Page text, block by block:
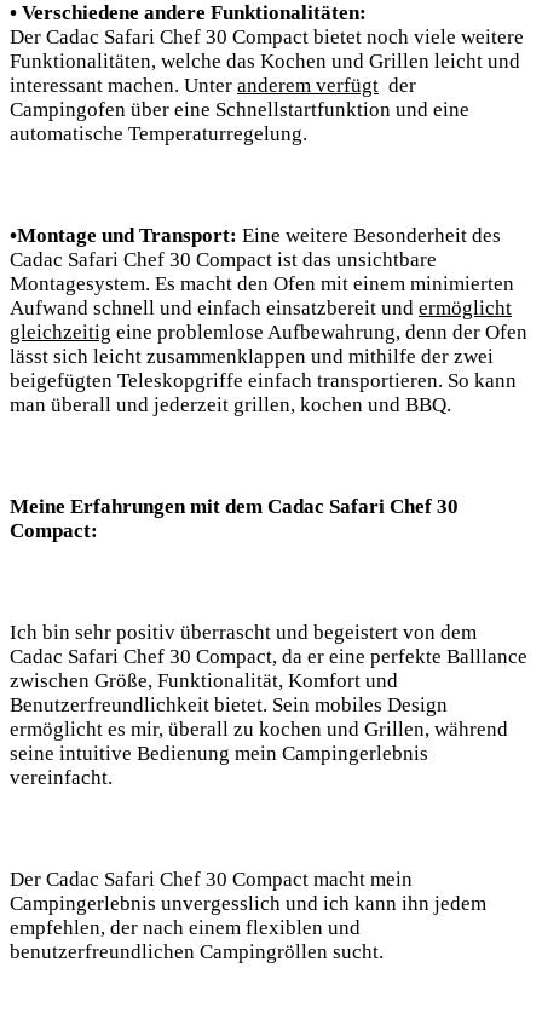
• Verschiedene andere Funktionalitäten:
Der ⁤Cadac Safari Chef 30 Compact bietet noch viele‌ weitere
Funktionalitäten, welche das Kochen und Grillen leicht und
‍interessant machen.​ Unter⁣ anderem verfügt ​ der
Campingofen‍ über eine Schnellstartfunktion und eine
automatische Temperaturregelung.
•Montage und⁣ Transport: Eine weitere‌ Besonderheit des
Cadac Safari Chef 30 Compact ist das⁤ unsichtbare
Montagesystem. Es macht den Ofen mit einem minimierten
Aufwand schnell und einfach einsatzbereit und ermöglicht
gleichzeitig eine problemlose Aufbewahrung, denn der Ofen
lässt sich leicht zusammenklappen und⁢ mithilfe der zwei
beigefügten Teleskopgriffe einfach transportieren. So kann‌
man überall und jederzeit grillen, kochen und BBQ. ⁤
Meine Erfahrungen mit dem Cadac Safari Chef 30
Compact:
Ich bin sehr positiv überrascht und begeistert von dem
Cadac Safari Chef 30 Compact, da er eine perfekte Balllance
zwischen Größe, Funktionalität, Komfort und
Benutzerfreundlichkeit ​bietet. Sein mobiles Design
ermöglicht ‍es mir, überall zu kochen und ⁢Grillen, während⁤
seine intuitive Bedienung mein Campingerlebnis
vereinfacht.
Der ⁢Cadac Safari Chef 30 Compact macht mein
Campingerlebnis unvergesslich und ich kann ihn jedem
⁣empfehlen, der nach einem flexiblen​ und
benutzerfreundlichen Campingröllen sucht.